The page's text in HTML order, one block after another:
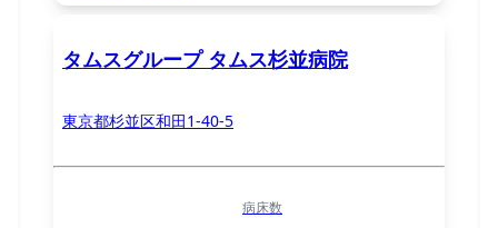
タムスグループ タムス杉並病院
東京都杉並区和田1-40-5
病床数